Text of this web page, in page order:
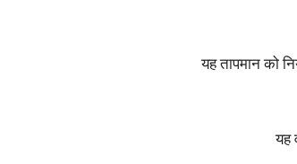
यह तापमान को
यह